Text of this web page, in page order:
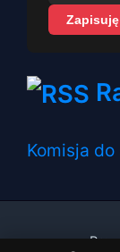
Komisja